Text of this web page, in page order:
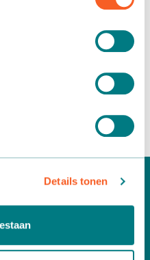
Details tonen
to a client who grows